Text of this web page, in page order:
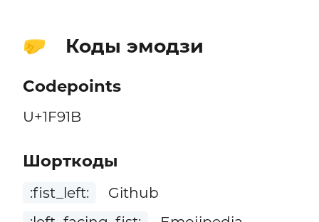
🤛 Коды эмодзи
Codepoints
U+1F91B
Шорткоды
:fist_left:
Github